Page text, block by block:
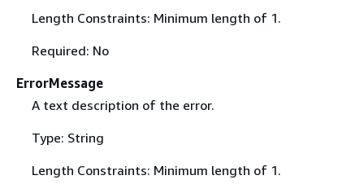
Length Constraints: Minimum length of 1.
Required: No
ErrorMessage
A text description of the error.
Type: String
Length Constraints: Minimum length of 1.